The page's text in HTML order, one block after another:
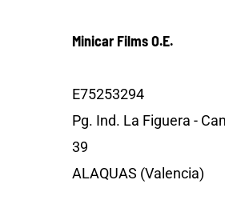
Minicar Films O.E.
E75253294
Pg. Ind. La Figuera -
39
ALAQUAS (Valencia)